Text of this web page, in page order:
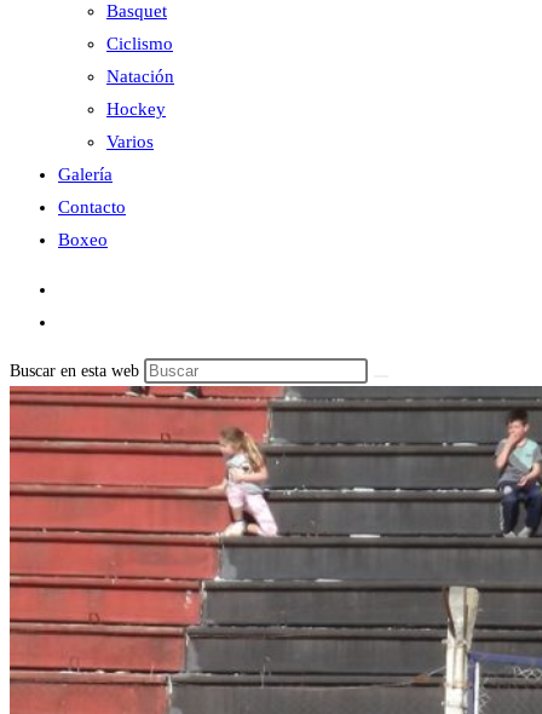
Basquet
Ciclismo
Natación
Hockey
Varios
Galería
Contacto
Boxeo
Buscar en esta web